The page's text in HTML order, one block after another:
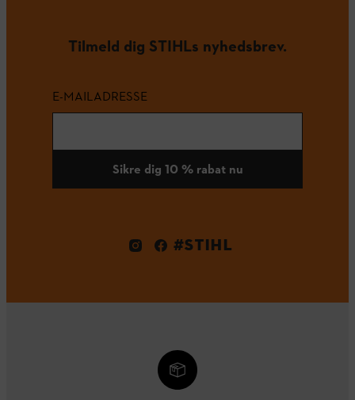
Tilmeld dig STIHLs nyhedsbrev.
E-MAILADRESSE
Sikre dig 10 % rabat nu
#STIHL